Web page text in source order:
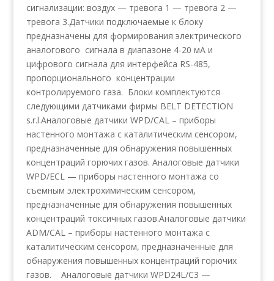
сигнализации: воздух — тревога 1 — тревога 2 —
тревога 3.Датчики подключаемые к блоку
предназначены для формирования электрического
аналогового сигнала в диапазоне 4-20 мА и
цифрового сигнала для интерфейса RS-485,
пропорционального концентрации
контролируемого газа. Блоки комплектуются
следующими датчиками фирмы BELT DETECTION
s.r.l.Аналоговые датчики WPD/CAL – приборы
настенного монтажа с каталитическим сенсором,
предназначенные для обнаружения повышенных
концентраций горючих газов. Аналоговые датчики
WPD/ECL — приборы настенного монтажа со
съемным электрохимическим сенсором,
предназначенные для обнаружения повышенных
концентраций токсичных газов.Аналоговые датчики
ADM/CAL – приборы настенного монтажа с
каталитическим сенсором, предназначенные для
обнаружения повышенных концентраций горючих
газов. Аналоговые датчики WPD24L/C3 —